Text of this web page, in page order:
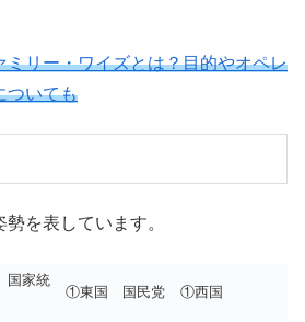
ミリー・ワイズとは？目的やオペレ
ついても
を表しています。
家統
①東国 国民党 ①西国